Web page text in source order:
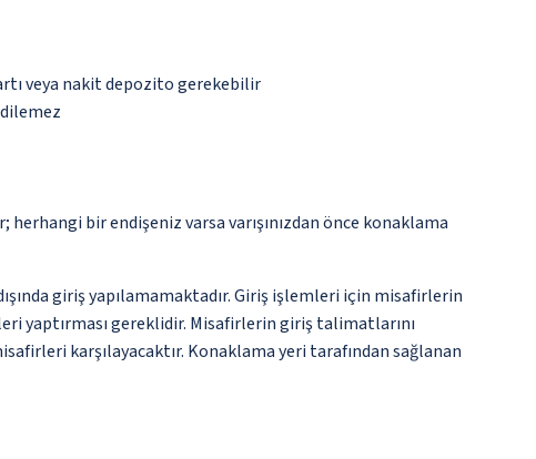
veya nakit depozito gerekebilir
bir endişeniz varsa varışınızdan önce konaklama
giriş yapılamamaktadır. Giriş işlemleri için misafirlerin
yaptırması gereklidir. Misafirlerin giriş talimatlarını
karşılayacaktır. Konaklama yeri tarafından sağlanan